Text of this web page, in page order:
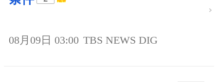
08月09日 03:00 TBS NEWS DIG